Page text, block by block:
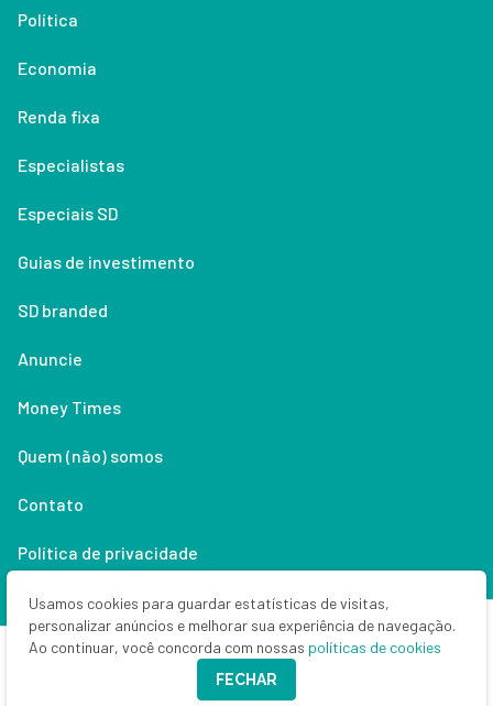
Política
Economia
Renda fixa
Especialistas
Especiais SD
Guias de investimento
SD branded
Anuncie
Money Times
Quem (não) somos
Contato
Política de privacidade
Lifestyle
Copyright © 2026 Seu Dinheiro. Todos os direitos reservados.
CNPJ: 33.523.405/0001-63
Usamos cookies para guardar estatísticas de visitas,
personalizar anúncios e melhorar sua experiência de navegação.
Ao continuar, você concorda com nossas políticas de cookies
FECHAR